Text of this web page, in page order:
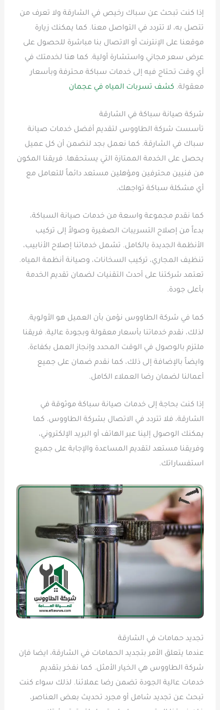
إذا كنت تبحث عن سباك رخيص في الشارقة ولا تعرف من
تتصل به، لا تتردد في التواصل معنا. كما يمكنك زيارة
موقعنا على الإنترنت أو الاتصال بنا مباشرة للحصول على
عرض سعر مجاني واستشارة أولية. كما هنا لخدمتك في
أي وقت تحتاج فيه إلى خدمات سباكة محترفة وبأسعار
معقولة. كشف تسربات المياه في عجمان
شركة صيانة سباكة في الشارقة
تأسست شركة الطاووس لتقديم أفضل خدمات صيانة
سباك في الشارقة. كما نعمل بجد لنضمن أن كل عميل
يحصل على الخدمة الممتازة التي يستحقها. فريقنا المكون
من فنيين محترفين ومؤهلين مستعد دائماً للتعامل مع
أي مشكلة سباكة تواجهك.
كما نقدم مجموعة واسعة من خدمات صيانة السباكة،
بدءاً من إصلاح التسريبات الصغيرة وصولاً إلى تركيب
الأنظمة الجديدة بالكامل. تشمل خدماتنا إصلاح الأنابيب،
تنظيف المجاري، تركيب السخانات، وصيانة أنظمة المياه.
تعتمد شركتنا على أحدث التقنيات لضمان تقديم الخدمة
بأعلى جودة.
كما في شركة الطاووس نؤمن بأن العميل هو الأولوية.
لذلك، نقدم خدماتنا بأسعار معقولة وبجودة عالية. فريقنا
ملتزم بالوصول في الوقت المحدد وإنجاز العمل بكفاءة.
وايضاً بالإضافة إلى ذلك، كما نقدم ضمان على جميع
أعمالنا لضمان رضا العملاء الكامل.
إذا كنت بحاجة إلى خدمات صيانة سباكة موثوقة في
الشارقة، فلا تتردد في الاتصال بشركة الطاووس. كما
يمكنك الوصول إلينا عبر الهاتف أو البريد الإلكتروني،
وفريقنا مستعد لتقديم المساعدة والإجابة على جميع
استفساراتك.
تجديد حمامات في الشارقة
عندما يتعلق الأمر بتجديد الحمامات في الشارقة، ايضا فإن
شركة الطاووس هي الخيار الأمثل. كما نفخر بتقديم
خدمات عالية الجودة تضمن رضا عملائنا. لذلك سواء كنت
تبحث عن تجديد شامل أو مجرد تحديث بعض العناصر،